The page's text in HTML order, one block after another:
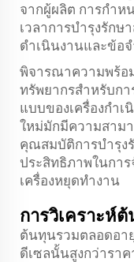
จากผู้ผลิต การกำห
เวลาการบำรุงรักษ
ดำเนินงานและข้อ
พิจารณาความพร้อ
ทรัพยากรสำหรับกา
แบบของเครื่องกำเ
ใหม่มักมีความสาม
คุณสมบัติการบำรุง
ประสิทธิภาพในกา
เครื่องหยุดทำงาน
การวิเคราะห์
ต้นทุนรวมตลอดอา
ดีเซลนั้นสูงกว่ารา